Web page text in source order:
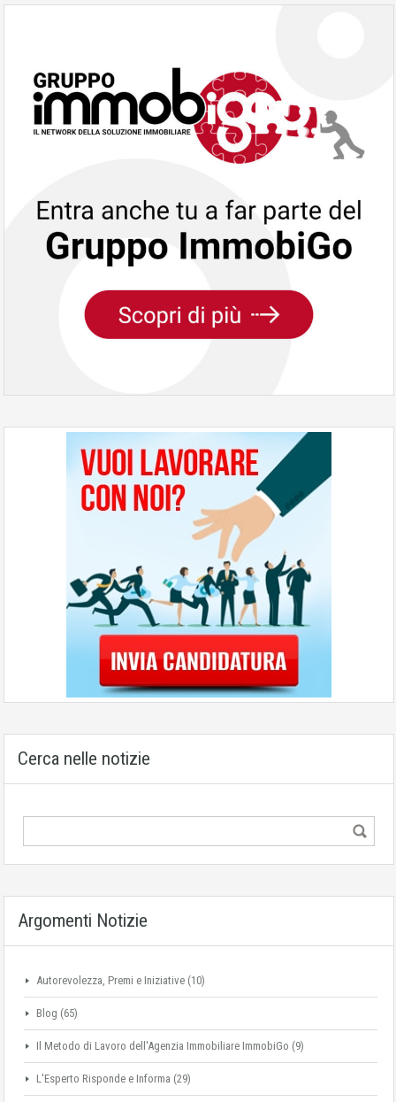
Cerca nelle notizie
Argomenti Notizie
Autorevolezza, Premi e Iniziative (10)
Blog (65)
Il Metodo di Lavoro dell'Agenzia Immobiliare ImmobiGo (9)
L'Esperto Risponde e Informa (29)